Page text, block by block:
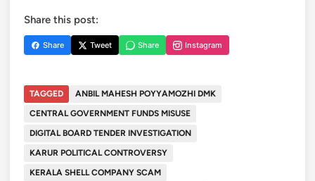
Share this post:
Share Tweet Share Instagram
TAGGED
ANBIL MAHESH POYYAMOZHI DMK
CENTRAL GOVERNMENT FUNDS MISUSE
DIGITAL BOARD TENDER INVESTIGATION
KARUR POLITICAL CONTROVERSY
KERALA SHELL COMPANY SCAM